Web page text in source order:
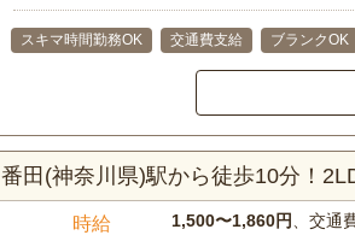
スキマ時間勤務OK 交通費支給 ブランクOK
番田(神奈川県)駅から徒歩10分！
時給 1,500〜1,860円 、交通